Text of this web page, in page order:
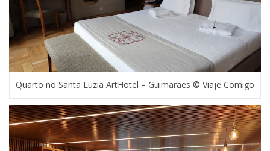
Quarto no Santa Luzia ArtHotel – Guimaraes © Viaje Comigo